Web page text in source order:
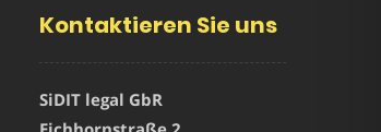
Kontaktieren Sie uns
SiDIT legal GbR